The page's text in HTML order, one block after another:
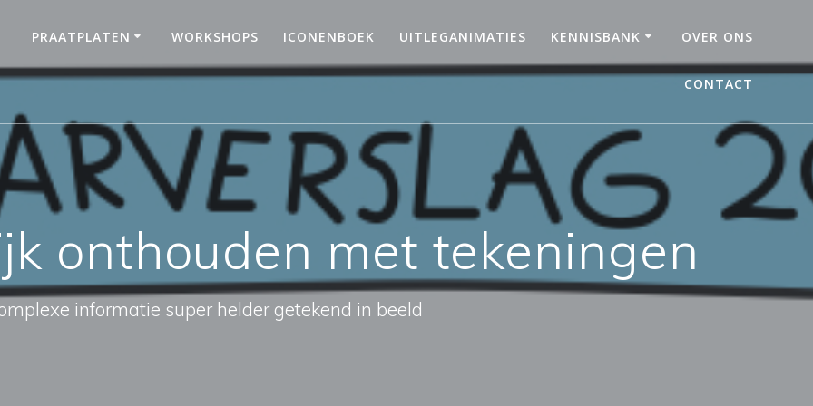
PRAATPLATEN WORKSHOPS ICONENBOEK UITLEGANIMATIES KENNISBANK OVER ONS
CONTACT
onthouden met tekeningen
informatie super helder getekend in beeld